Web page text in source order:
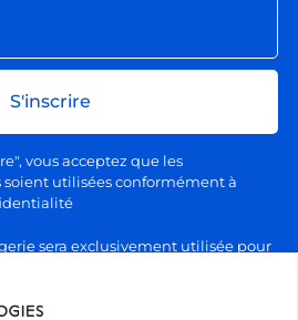
S'inscrire
vous acceptez que les
utilisées conformément à
sera exclusivement utilisée pour
conformément à notre
et de traitement des données
vous désabonner à tout moment en